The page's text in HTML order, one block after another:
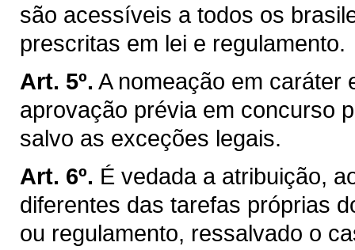
são acessíveis a todos os
prescritas em lei e regulamento.
Art. 5º. A nomeação em caráter
aprovação prévia em concurso
salvo as exceções legais.
Art. 6º. É vedada a atribuição,
diferentes das tarefas próprias
ou regulamento, ressalvado o